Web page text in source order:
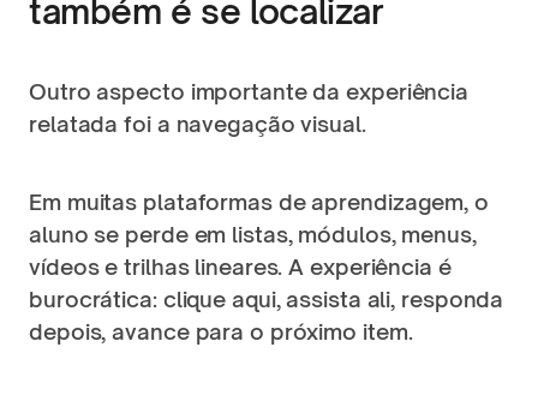
também é se localizar
Outro aspecto importante da experiência
relatada foi a navegação visual.
Em muitas plataformas de aprendizagem, o
aluno se perde em listas, módulos, menus,
vídeos e trilhas lineares. A experiência é
burocrática: clique aqui, assista ali, responda
depois, avance para o próximo item.